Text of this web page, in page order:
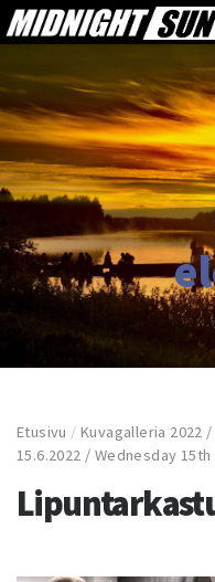
Etusivu /Kuvagalleria 2022
15.6.2022 / Wednesday